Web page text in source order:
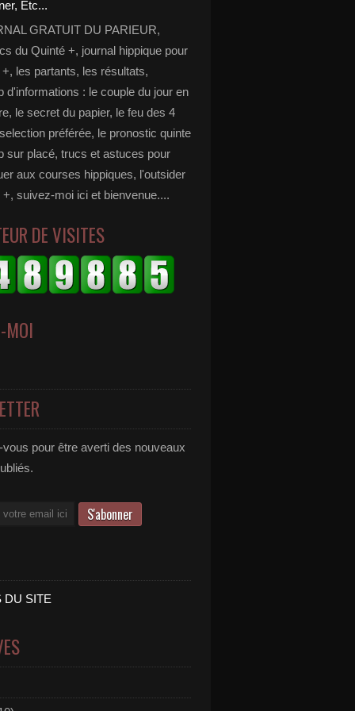
GRATUIT DU PARIEUR,
du Quinté +, journal hippique pour
les partants, les résultats,
d'informations : le couple du jour en
le secret du papier, le feu des 4
préférée, le pronostic quinte
sur placé, trucs et astuces pour
aux courses hippiques, l'outsider
+, suivez-moi ici et bienvenue....
DE VISITES
MOI
pour être averti des nouveaux
DU SITE